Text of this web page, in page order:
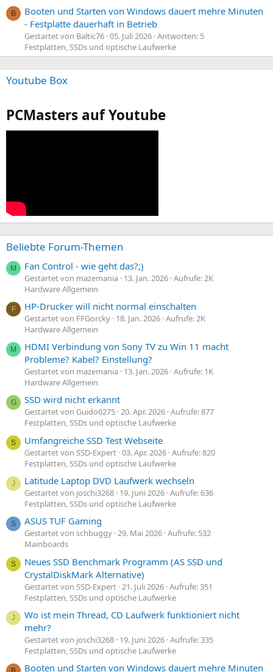
B
Booten und Starten von Windows dauert mehre Minuten
- Festplatte dauerhaft in Betrieb
Gestartet von Baltic76 05. Juli 2026 Antworten: 5
Festplatten, SSDs und optische Laufwerke
Youtube Box
PCMasters auf Youtube
Beliebte Forum-Themen
M Fan Control - wie geht das?;)
Gestartet von mazemania 13. Jan. 2026 Aufrufe: 2K
Hardware Allgemein
F HP-Drucker will nicht normal einschalten
Gestartet von FFGorcky 18. Jan. 2026 Aufrufe: 2K
Hardware Allgemein
M
HDMI Verbindung von Sony TV zu Win 11 macht
Probleme? Kabel? Einstellung?
Gestartet von mazemania 13. Jan. 2026 Aufrufe: 1K
Hardware Allgemein
G SSD wird nicht erkannt
Gestartet von Guido0275 20. Apr. 2026 Aufrufe: 877
Festplatten, SSDs und optische Laufwerke
S Umfangreiche SSD Test Webseite
Gestartet von SSD-Expert 03. Apr. 2026 Aufrufe: 820
Festplatten, SSDs und optische Laufwerke
J Latitude Laptop DVD Laufwerk wechseln
Gestartet von joschi3268 19. Juni 2026 Aufrufe: 636
Festplatten, SSDs und optische Laufwerke
S ASUS TUF Gaming
Gestartet von schbuggy 29. Mai 2026 Aufrufe: 532
Mainboards
S
Neues SSD Benchmark Programm (AS SSD und
CrystalDiskMark Alternative)
Gestartet von SSD-Expert 21. Juli 2026 Aufrufe: 351
Festplatten, SSDs und optische Laufwerke
J
Wo ist mein Thread, CD Laufwerk funktioniert nicht
mehr?
Gestartet von joschi3268 19. Juni 2026 Aufrufe: 335
Festplatten, SSDs und optische Laufwerke
Booten und Starten von Windows dauert mehre Minuten